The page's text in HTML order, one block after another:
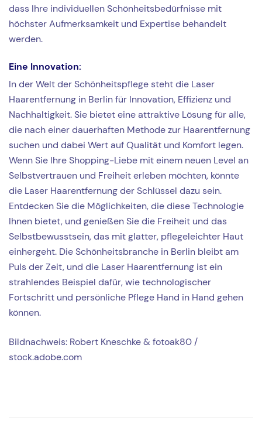
dass Ihre individuellen Schönheitsbedürfnisse mit
höchster Aufmerksamkeit und Expertise behandelt
werden.
Eine Innovation:
In der Welt der Schönheitspflege steht die Laser
Haarentfernung in Berlin für Innovation, Effizienz und
Nachhaltigkeit. Sie bietet eine attraktive Lösung für alle,
die nach einer dauerhaften Methode zur Haarentfernung
suchen und dabei Wert auf Qualität und Komfort legen.
Wenn Sie Ihre Shopping-Liebe mit einem neuen Level an
Selbstvertrauen und Freiheit erleben möchten, könnte
die Laser Haarentfernung der Schlüssel dazu sein.
Entdecken Sie die Möglichkeiten, die diese Technologie
Ihnen bietet, und genießen Sie die Freiheit und das
Selbstbewusstsein, das mit glatter, pflegeleichter Haut
einhergeht. Die Schönheitsbranche in Berlin bleibt am
Puls der Zeit, und die Laser Haarentfernung ist ein
strahlendes Beispiel dafür, wie technologischer
Fortschritt und persönliche Pflege Hand in Hand gehen
können.
Bildnachweis: Robert Kneschke & fotoak80 /
stock.adobe.com